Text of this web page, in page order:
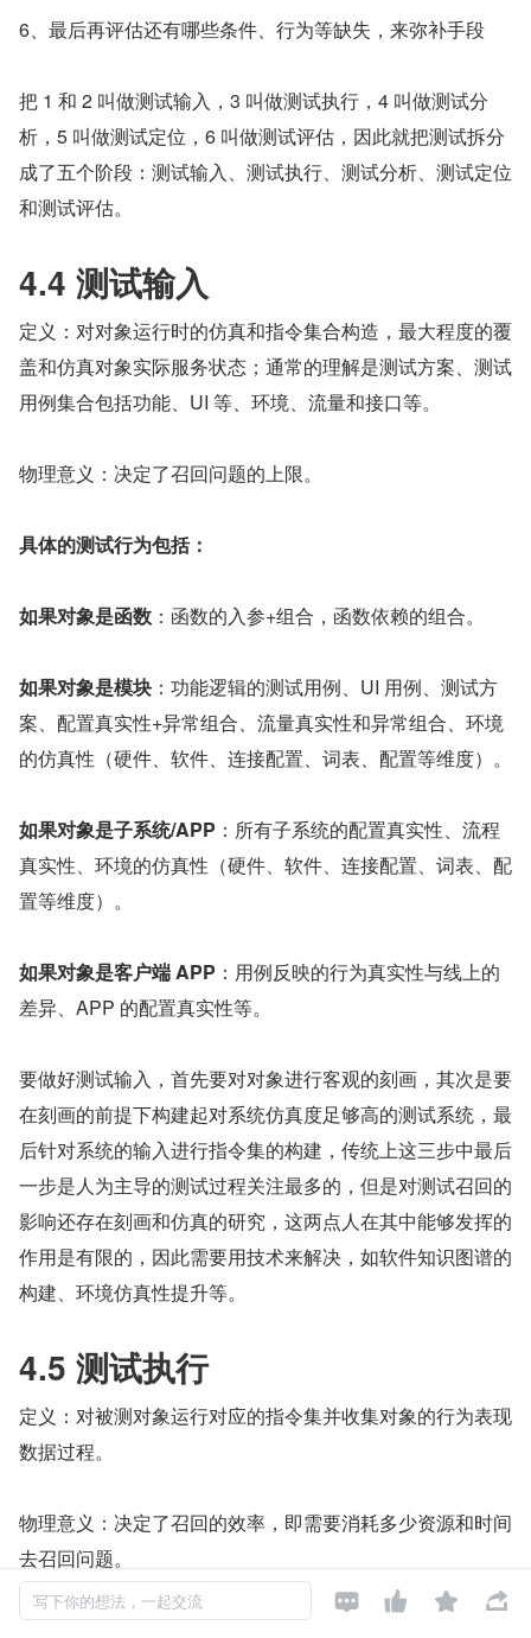
6、最后再评估还有哪些条件、行为等缺失，来弥补手段
把 1 和 2 叫做测试输入，3 叫做测试执行，4 叫做测试分
析，5 叫做测试定位，6 叫做测试评估，因此就把测试拆分
成了五个阶段：测试输入、测试执行、测试分析、测试定位
和测试评估。
4.4 测试输入
定义：对对象运行时的仿真和指令集合构造，最大程度的覆
盖和仿真对象实际服务状态；通常的理解是测试方案、测试
用例集合包括功能、UI 等、环境、流量和接口等。
物理意义：决定了召回问题的上限。
具体的测试行为包括：
如果对象是函数 ：函数的入参+组合，函数依赖的组合。
如果对象是模块 ：功能逻辑的测试用例、UI 用例、测试方
案、配置真实性+异常组合、流量真实性和异常组合、环境
的仿真性（硬件、软件、连接配置、词表、配置等维度）。
如果对象是子系统/APP ：所有子系统的配置真实性、流程
真实性、环境的仿真性（硬件、软件、连接配置、词表、配
置等维度）。
如果对象是客户端 APP ：用例反映的行为真实性与线上的
差异、APP 的配置真实性等。
要做好测试输入，首先要对对象进行客观的刻画，其次是要
在刻画的前提下构建起对系统仿真度足够高的测试系统，最
后针对系统的输入进行指令集的构建，传统上这三步中最后
一步是人为主导的测试过程关注最多的，但是对测试召回的
影响还存在刻画和仿真的研究，这两点人在其中能够发挥的
作用是有限的，因此需要用技术来解决，如软件知识图谱的
构建、环境仿真性提升等。
4.5 测试执行
定义：对被测对象运行对应的指令集并收集对象的行为表现
数据过程。
物理意义：决定了召回的效率，即需要消耗多少资源和时间
去召回问题。
具体的测试行为包括：发压、采集数据和存储、执行用例
写下你的想法，一起交流    